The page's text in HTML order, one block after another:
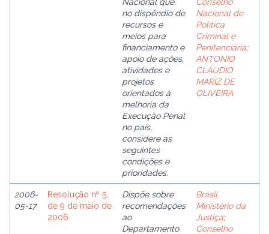
no dispêndio de
recursos e
meios para
financiamento e
apoio de ações,
atividades e
projetos
orientados à
melhoria da
Execução Penal
no país,
considere as
seguintes
condições e
prioridades.
Nacional de
Política
Criminal e
Penitenciária;
ANTONIO
CLÁUDIO
MARIZ DE
OLIVEIRA
2006-
05-17
Resolução nº 5,
de 9 de maio de
2006
Dispõe sobre
recomendações
ao
Departamento
Brasil.
Ministério da
Justiça;
Conselho